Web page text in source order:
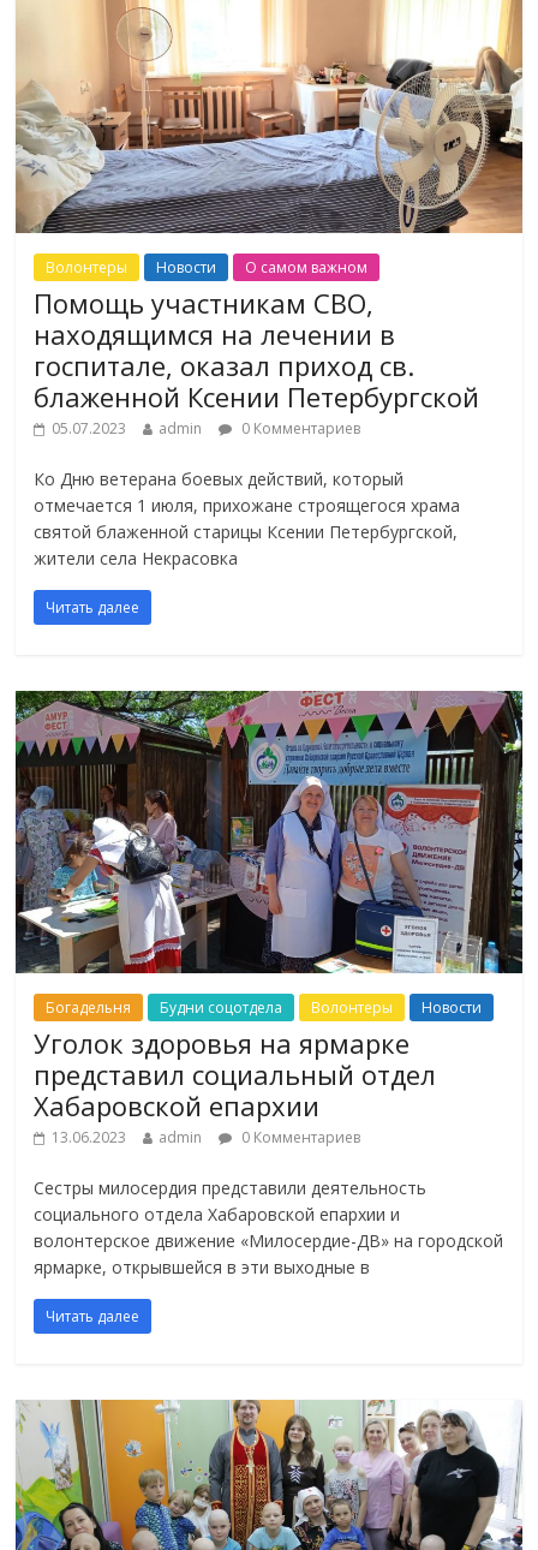
Волонтеры Новости О самом важном
Помощь участникам СВО,
находящимся на лечении в
госпитале, оказал приход св.
блаженной Ксении Петербургской
05.07.2023 admin 0 Комментариев
Ко Дню ветерана боевых действий, который
отмечается 1 июля, прихожане строящегося храма
святой блаженной старицы Ксении Петербургской,
жители села Некрасовка
Читать далее
Богадельня Будни соцотдела Волонтеры Новости
Уголок здоровья на ярмарке
представил социальный отдел
Хабаровской епархии
13.06.2023 admin 0 Комментариев
Сестры милосердия представили деятельность
социального отдела Хабаровской епархии и
волонтерское движение «Милосердие-ДВ» на городской
ярмарке, открывшейся в эти выходные в
Читать далее